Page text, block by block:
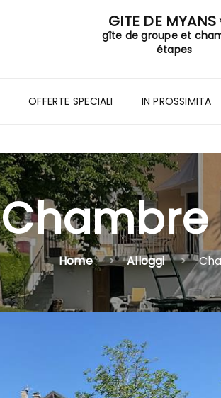
GITE DE MYANS
gîte de groupe et
étapes
OFFERTE SPECIALI IN PROSSIMITA
Chambre
Home Alloggi